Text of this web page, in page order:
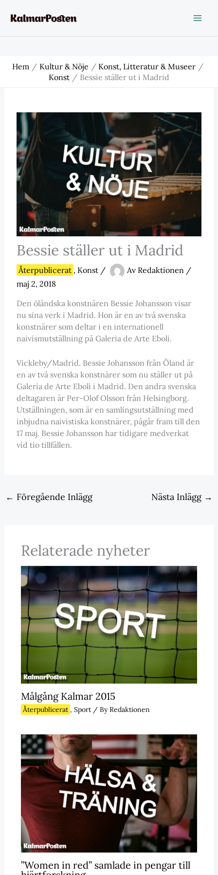
Hem Kultur & Nöje
Konst, Litteratur & Museer
Konst
Bessie ställer ut i Madrid
Bessie ställer ut i Madrid
Återpublicerat , Konst/ Av Redaktionen /
maj 2, 2018
Den öländska konstnären Bessie Johansson visar
nu sina verk i Madrid. Hon är en av två svenska
konstnärer som deltar i en internationell
naivismutställning på Galeria de Arte Eboli.
Vickleby/Madrid. Bessie Johansson från Öland är
en av två svenska konstnärer som nu ställer ut på
Galeria de Arte Eboli i Madrid. Den andra svenska
deltagaren är Per-Olof Olsson från Helsingborg.
Utställningen, som är en samlingsutställning med
inbjudna naivistiska konstnärer, pågår fram till den
17 maj. Bessie Johansson har tidigare medverkat
vid tio tillfällen.
← Föregående Inlägg Nästa Inlägg →
Relaterade nyheter
Målgång Kalmar 2015
Återpublicerat , Sport/ ByRedaktionen
”Women in red” samlade in pengar till